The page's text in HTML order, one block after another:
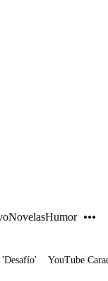
NovelasHumor
YouTube